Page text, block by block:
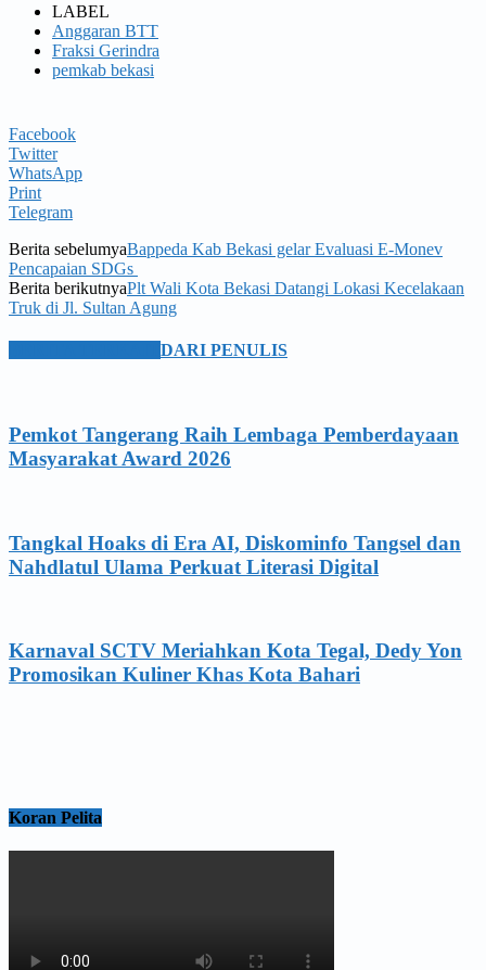
LABEL
Anggaran BTT
Fraksi Gerindra
pemkab bekasi
Facebook
Twitter
WhatsApp
Print
Telegram
Berita sebelumyaBappeda Kab Bekasi gelar Evaluasi E-Monev
Pencapaian SDGs
Berita berikutnyaPlt Wali Kota Bekasi Datangi Lokasi Kecelakaan
Truk di Jl. Sultan Agung
DARI PENULIS
Pemkot Tangerang Raih Lembaga Pemberdayaan
Masyarakat Award 2026
Tangkal Hoaks di Era AI, Diskominfo Tangsel dan
Nahdlatul Ulama Perkuat Literasi Digital
Karnaval SCTV Meriahkan Kota Tegal, Dedy Yon
Promosikan Kuliner Khas Kota Bahari
Koran Pelita